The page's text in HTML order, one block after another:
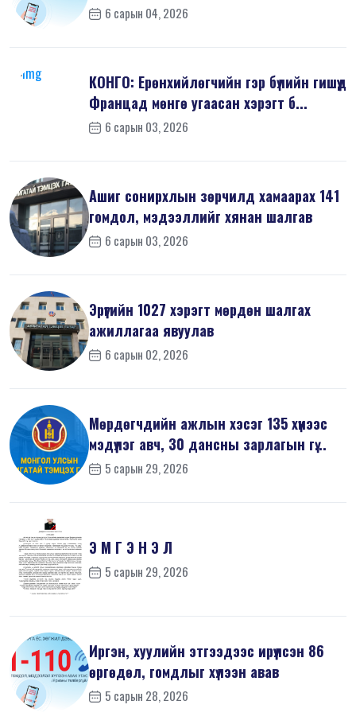
шин...
6 сарын 04, 2026
КОНГО: Ерөнхийлөгчийн гэр бүлийн гишүүд
Францад мөнгө угаасан хэрэгт б...
6 сарын 03, 2026
Ашиг сонирхлын зөрчилд хамаарах 141
гомдол, мэдээллийг хянан шалгав
6 сарын 03, 2026
Эрүүгийн 1027 хэрэгт мөрдөн шалгах
ажиллагаа явуулав
6 сарын 02, 2026
Мөрдөгчдийн ажлын хэсэг 135 хүнээс
мэдүүлэг авч, 30 дансны зарлагын гү...
5 сарын 29, 2026
Э М Г Э Н Э Л
5 сарын 29, 2026
Иргэн, хуулийн этгээдээс ирүүлсэн 86
өргөдөл, гомдлыг хүлээн авав
5 сарын 28, 2026